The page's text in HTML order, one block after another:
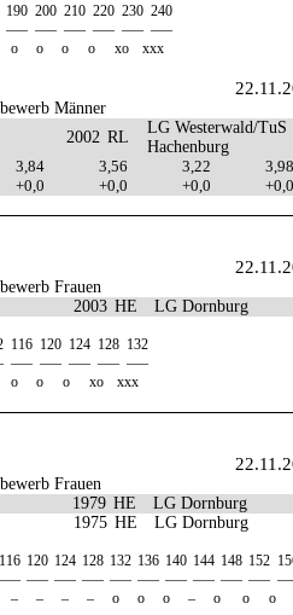
190 200 210 220 230 240
—– —– —– —– —– —–
o o o o xo xxx
Männer
2002 RL
LG Westerwald/TuS
Hachenburg
3,84 3,56 3,22
3,98
+0,0 +0,0 +0,0 +0,0
Frauen
2003 HE LG Dornburg
116 120 124 128 132
—– —– —– —– —–
o o o xo xxx
Frauen
1979 HE
LG Dornburg
1975 HE LG Dornburg
116 120 124 128 132 136 140 144 148 152
—– —– —– —– —– —– —– —– —– —–
– – – – o o o – o o
o